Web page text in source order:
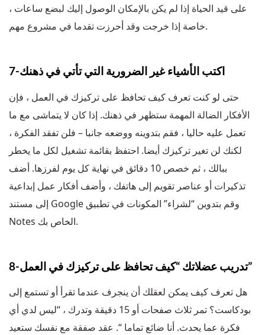
على قيد الحياة إذا لم يكن بالإمكان الوصول إليك لبضع ساعات ،
خاصة إذا خرجت وقد أحرزت تقدما في مشروع مهم.
7-اكتب الأشياء غير الضرورية التي تأتي في ذهنك
حتى لو كنت تعرف كيف تحافظ على تركيزك في العمل ، فإن
الأفكار الضالة المهمة ستظهر في ذهنك. إذا كان لا يتماشى مع ما
تعمل عليه حاليا ، فقم بتدوينه ووضعه جانبا – فلن تفقد الفكرة ،
لكنك لن تغير تركيزك أيضا. احتفظ بقائمة تشغيل لكل ما يخطر
ببالك ، ثم خصص 10 دقائق في نهاية كل يوم لفرزها. أضف
تذكيرات أو عناصر تقويم إلى هاتفك ، وأضف أفكار عمل إبداعية
إلى مستند Google وقم بتدوين “لشراء” المكونات في تطبيق
Notes الخاص بك.
8-تدريب عضلاتك “كيف تحافظ على تركيزك في العمل”
هل تعرف كيف يمكن لعقلك أن ينجرف عندما تقرأ أو تستمع إلى
بودكاست؟ تمر ثلاث صفحات أو 15 دقيقة وتدرك ، “ليس لدي أي
فكرة عما يحدث. أنا ضائع تماما “. عقد صفقة مع نفسك ستعيد